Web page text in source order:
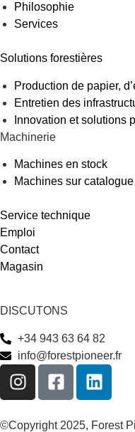
Philosophie
Services
Solutions forestières
Production de papier,
Entretien des
Innovation et solutions
Machinerie
Machines en stock
Machines sur catalogue
Service technique
Emploi
Contact
Magasin
DISCUTONS
+34 943 63 64 82
info@forestpioneer.fr
©Copyright 2025, Forest